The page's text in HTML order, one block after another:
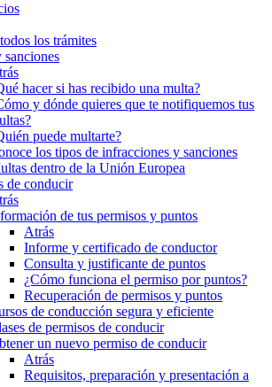
los trámites
hacer si has recibido una multa?
y dónde quieres que te notifiquemos tus
puede multarte?
los tipos de infracciones y sanciones
dentro de la Unión Europea
de conducir
de tus permisos y puntos
Atrás
Informe y certificado de conductor
Consulta y justificante de puntos
¿Cómo funciona el permiso por puntos?
Recuperación de permisos y puntos
de conducción segura y eficiente
de permisos de conducir
un nuevo permiso de conducir
Atrás
Requisitos, preparación y presentación a